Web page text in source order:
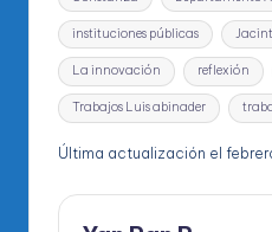
instituciones públicas
La innovación reflexión
Trabajos Luis abinader
Última actualización el